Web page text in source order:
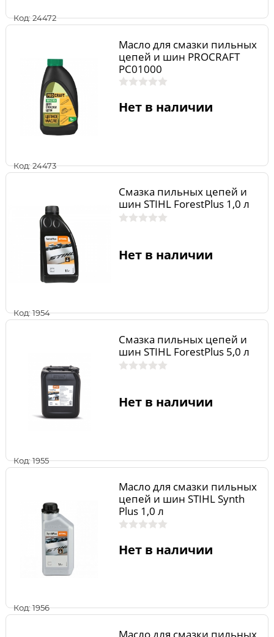
Код: 24472
Код: 24473
Масло для смазки пильных
цепей и шин PROCRAFT
PC01000
Нет в наличии
Код: 1954
Смазка пильных цепей и
шин STIHL ForestPlus 1,0 л
Нет в наличии
Код: 1955
Смазка пильных цепей и
шин STIHL ForestPlus 5,0 л
Нет в наличии
Код: 1956
Масло для смазки пильных
цепей и шин STIHL Synth
Plus 1,0 л
Нет в наличии
Масло для смазки пильных